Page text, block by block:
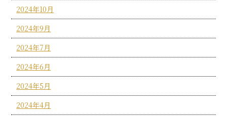
2024年10月
2024年9月
2024年7月
2024年6月
2024年5月
2024年4月